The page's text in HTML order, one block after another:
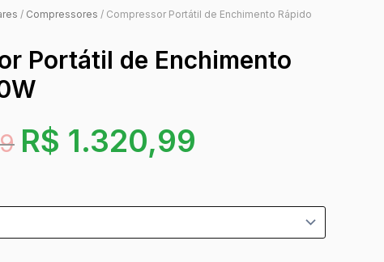
/ Compressores / Compressor Portátil de Enchimento Rápido
Portátil de Enchimento
R$ 1.320,99